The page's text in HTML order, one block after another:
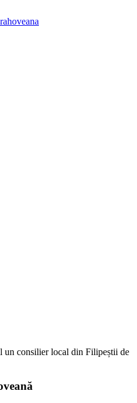
un consilier local din Filipeștii de